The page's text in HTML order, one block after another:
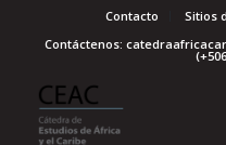
Contacto Sitios
Contáctenos: